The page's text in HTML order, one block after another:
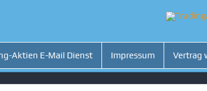
Aktien E-Mail Dienst Impressum Vertrag